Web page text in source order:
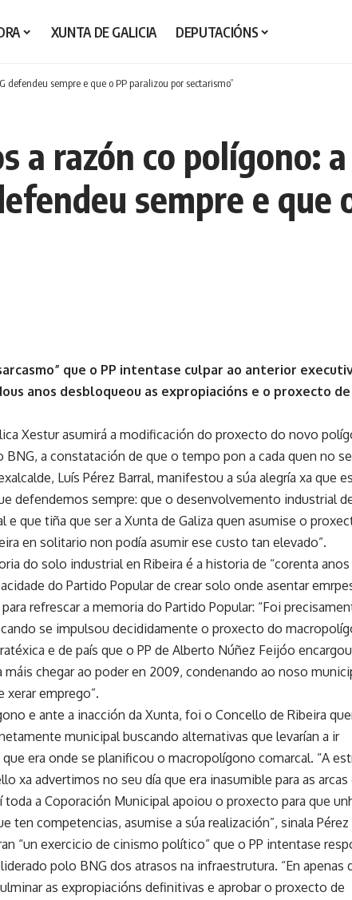
XUNTA DE GALICIA DEPUTACIÓNS
sempre e que o PP paralizou por sectarismo”
a razón co polígono:
sempre e que
que o PP intentase culpar ao anterior
anos desbloqueou as expropiacións e o proxecto de
Xestur asumirá a modificación do proxecto do novo
BNG, a constatación de que o tempo pon a cada quen no
Luís Pérez Barral, manifestou a súa alegría xa que
defendemos sempre: que o desenvolvemento industrial
e que tiña que ser a Xunta de Galiza quen asumise o
en solitario non podía asumir ese custo tan elevado”.
do solo industrial en Ribeira é a historia de “corenta anos
do Partido Popular de crear solo onde asentar
refrescar a memoria do Partido Popular: “Foi
se impulsou decididamente o proxecto do
e de país que o PP de Alberto Núñez Feijóo
máis chegar ao poder en 2009, condenando ao noso
xerar emprego”.
e ante a inacción da Xunta, foi o Concello de Ribeira
municipal buscando alternativas que levarían a ir
era onde se planificou o macropolígono comarcal. “A
xa advertimos no seu día que era inasumible para as arcas
toda a Coporación Municipal apoiou o proxecto para que
ten competencias, asumise a súa realización”, sinala Pérez
“un exercicio de cinismo político” que o PP intentase
polo BNG dos atrasos na infraestrutura. “En apenas
as expropiacións definitivas e aprobar o proxecto de